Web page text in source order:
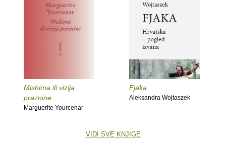
Mishima ili vizija
praznine
Marguerite Yourcenar
Fjaka
Aleksandra Wojtaszek
VIDI SVE KNJIGE